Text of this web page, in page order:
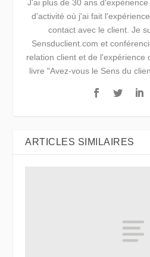
J'ai plus de 30 ans
d'activité où j'ai fait
contact avec le client. Je
Sensduclient.com et
relation client et de l'expérience
livre "Avez-vous le Sens du
ARTICLES SIMILAIRES